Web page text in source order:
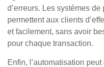
d’erreurs. Les systèmes
permettent aux clients
et facilement, sans avoir
pour chaque transaction.
Enfin, l’automatisation